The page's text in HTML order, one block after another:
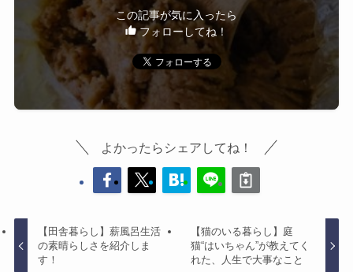
この記事が気に入ったら
フォローしてね！
よかったらシェアしてね！
【田舎暮らし】薪風呂生活
の素晴らしさを紹介しま
す！
【猫のいる暮らし】庭
猫“はいちゃん”が教えてく
れた、人生で大事なこと